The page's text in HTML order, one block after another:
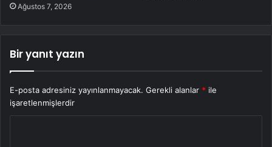
Ağustos 7, 2026
Bir yanıt yazın
E-posta adresiniz yayınlanmayacak. Gerekli alanlar * ile
işaretlenmişlerdir